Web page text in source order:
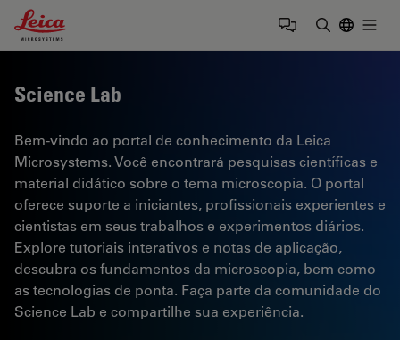
Leica Microsystems Logo
Science Lab
Bem-vindo ao portal de conhecimento da Leica
Microsystems. Você encontrará pesquisas científicas e
material didático sobre o tema microscopia. O portal
oferece suporte a iniciantes, profissionais experientes e
cientistas em seus trabalhos e experimentos diários.
Explore tutoriais interativos e notas de aplicação,
descubra os fundamentos da microscopia, bem como
as tecnologias de ponta. Faça parte da comunidade do
Science Lab e compartilhe sua experiência.